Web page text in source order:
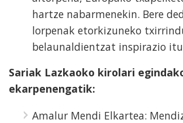
hartze nabarmenekin. Bere
lorpenak etorkizuneko
belaunaldientzat inspirazio
Sariak Lazkaoko kirolari
ekarpenengatik:
Amalur Mendi Elkartea: